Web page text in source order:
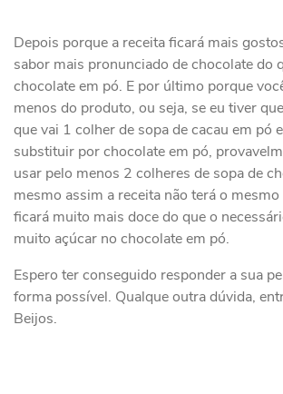
Depois porque a receita ficará mais
sabor mais pronunciado de chocolate do
chocolate em pó. E por último porque
menos do produto, ou seja, se eu tiver
que vai 1 colher de sopa de cacau em pó
substituir por chocolate em pó,
usar pelo menos 2 colheres de sopa de
mesmo assim a receita não terá o
ficará muito mais doce do que o
muito açúcar no chocolate em pó.
Espero ter conseguido responder a sua
forma possível. Qualque outra dúvida,
Beijos.